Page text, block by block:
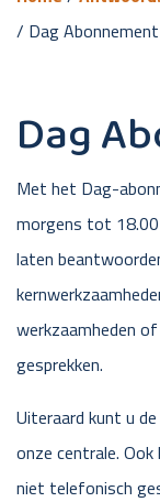
/ Dag Abonnement
Dag
Met het Dag-
morgens tot 18.00
laten
werkzaamheden
gesprekken.
Uiteraard kunt u
onze centrale.
niet telefonisch